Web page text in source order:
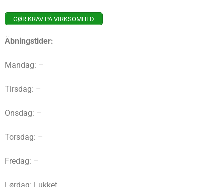
GØR KRAV PÅ VIRKSOMHED
Åbningstider:
Mandag: –
Tirsdag: –
Onsdag: –
Torsdag: –
Fredag: –